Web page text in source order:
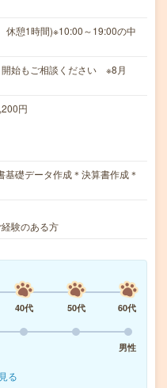
憩1時間)※10:00～19:00の中
始もご相談ください ※8月
円
基礎データ作成＊決算書作成＊
験のある方
40代 50代
60代
男性
る